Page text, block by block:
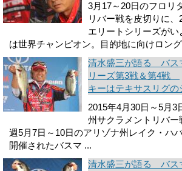
3月17～20日のフロリ
リバー戦を皮切りに
エリートシリーズが
は世界チャンピオン。目的地に向けロン
清水盛三が語る バス
リーズ第3戦＆第4戦
キーはテキサスリグの
2015年4月30日～5月3
州サクラメントリバ
週5月7日～10日のアリゾナ州レイク・ハ
開催されたバスマ ...
清水盛三が語る バス